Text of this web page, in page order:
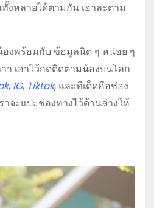
งหลายได้ตามกัน เอาละตาม
งพร้อมกับ ข้อมูลนิด ๆ หน่อย ๆ
า เอาไว้กดติดตามน้องบนโลก
, IG, Tiktok, และทีเด็ดคือช่อง
าจะแปะช่องทางไว้ด้านล่างให้